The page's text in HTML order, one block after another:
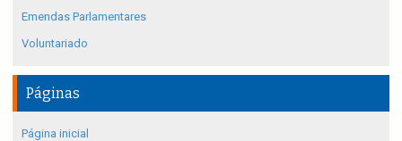
Emendas Parlamentares
Voluntariado
Páginas
Página inicial